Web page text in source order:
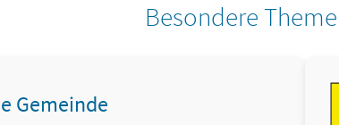
Besondere
Gemeinde